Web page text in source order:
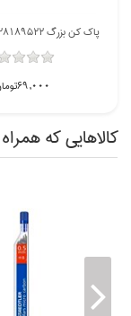
69,000تومان
كالاهايي كه